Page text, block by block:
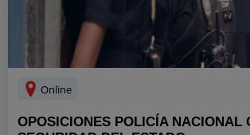
Online
OPOSICIONES POLICÍA NACIONAL